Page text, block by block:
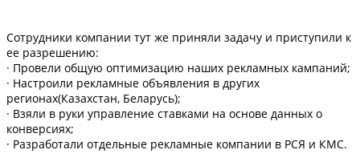
Сотрудники компании тут же приняли задачу и приступили к
ее разрешению:
· Провели общую оптимизацию наших рекламных кампаний;
· Настроили рекламные объявления в других
регионах(Казахстан, Беларусь);
· Взяли в руки управление ставками на основе данных о
конверсиях;
· Разработали отдельные рекламные компании в РСЯ и КМС.